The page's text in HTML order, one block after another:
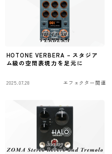
HOTONE VERBERA – スタジア
ム級の空間表現力を足元に
2025.07.28 エフェクター関連